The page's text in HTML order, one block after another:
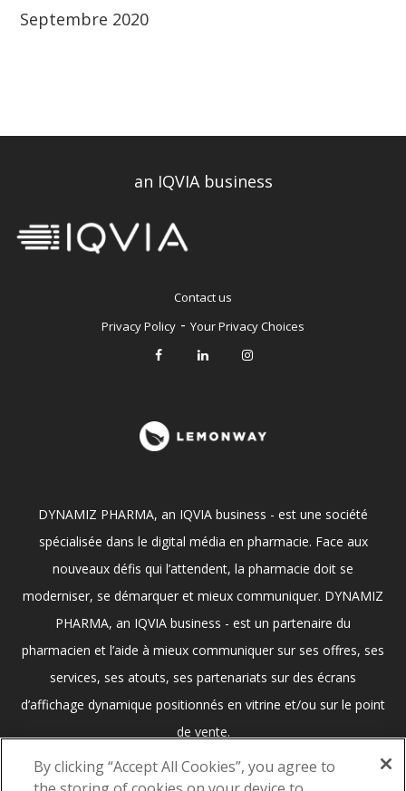
Septembre 2020
an IQVIA business
Contact us
Privacy Policy - Your Privacy Choices
DYNAMIZ PHARMA, an IQVIA business - est une société
spécialisée dans le digital média en pharmacie. Face aux
nouveaux défis qui l’attendent, la pharmacie doit se
moderniser, se démarquer et mieux communiquer. DYNAMIZ
PHARMA, an IQVIA business - est un partenaire du
pharmacien et l’aide à mieux communiquer sur ses offres, ses
services, ses atouts, ses partenariats sur des écrans
d’affichage dynamique positionnés en vitrine et/ou sur le point
de vente.
By clicking “Accept All Cookies”, you agree to